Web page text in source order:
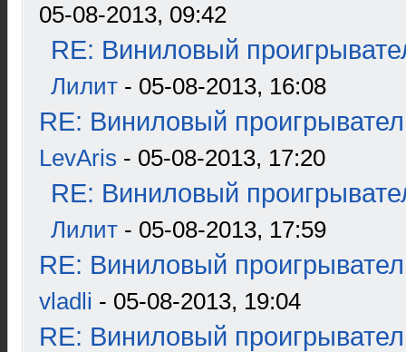
05-08-2013, 09:42
RE: Виниловый
Лилит - 05-08-2013, 16:08
RE: Виниловый
LevAris - 05-08-2013, 17:20
RE: Виниловый
Лилит - 05-08-2013, 17:59
RE: Виниловый
vladli - 05-08-2013, 19:04
RE: Виниловый